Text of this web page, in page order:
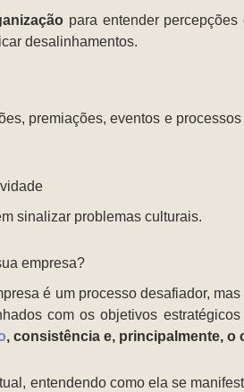
para entender percepções
desalinhamentos.
premiações, eventos e processos
sinalizar problemas culturais.
empresa?
é um processo desafiador,
com os objetivos
, consistência e, principalmente,
entendendo como ela se